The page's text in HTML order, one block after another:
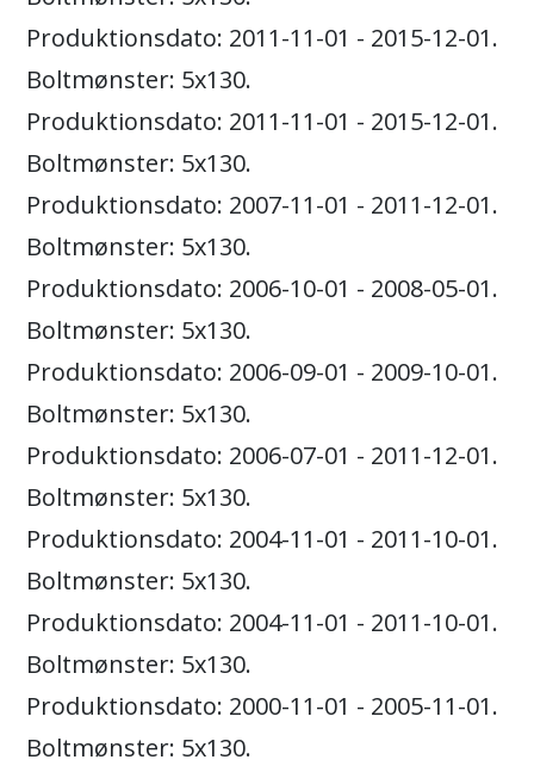
Produktionsdato: 2011-11-01 - 2015-12-01.
Boltmønster: 5x130.
Produktionsdato: 2011-11-01 - 2015-12-01.
Boltmønster: 5x130.
Produktionsdato: 2007-11-01 - 2011-12-01.
Boltmønster: 5x130.
Produktionsdato: 2006-10-01 - 2008-05-01.
Boltmønster: 5x130.
Produktionsdato: 2006-09-01 - 2009-10-01.
Boltmønster: 5x130.
Produktionsdato: 2006-07-01 - 2011-12-01.
Boltmønster: 5x130.
Produktionsdato: 2004-11-01 - 2011-10-01.
Boltmønster: 5x130.
Produktionsdato: 2004-11-01 - 2011-10-01.
Boltmønster: 5x130.
Produktionsdato: 2000-11-01 - 2005-11-01.
Boltmønster: 5x130.